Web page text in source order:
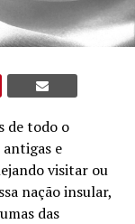
de todo o
e
visitar ou
nação insular,
das